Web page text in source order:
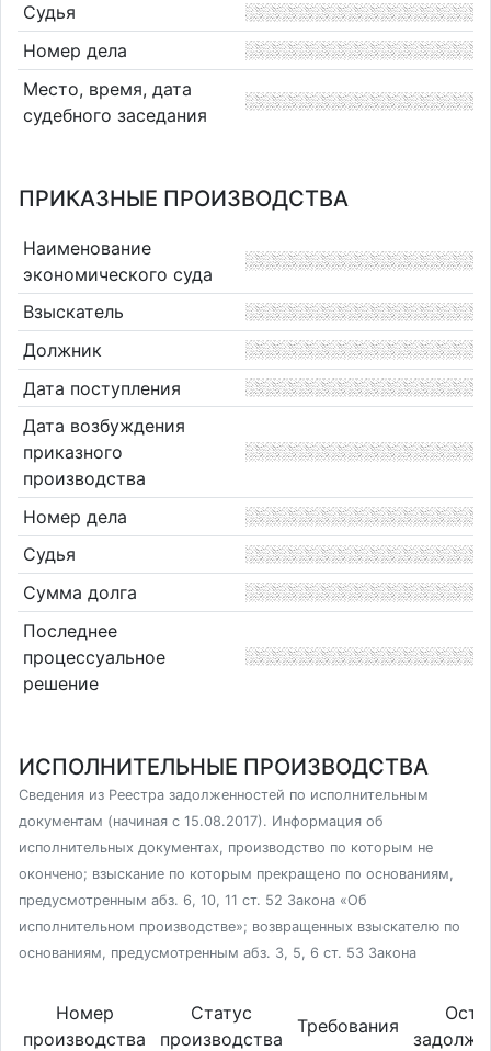
Судья
Номер дела
Место, время, дата
судебного заседания
ПРИКАЗНЫЕ ПРОИЗВОДСТВА
Наименование
экономического суда
Взыскатель
Должник
Дата поступления
Дата возбуждения
приказного
производства
Номер дела
Судья
Сумма долга
Последнее
процессуальное
решение
ИСПОЛНИТЕЛЬНЫЕ ПРОИЗВОДСТВА
Сведения из Реестра задолженностей по исполнительным
документам (начиная с 15.08.2017). Информация об
исполнительных документах, производство по которым не
окончено; взыскание по которым прекращено по основаниям,
предусмотренным абз. 6, 10, 11 ст. 52 Закона «Об
исполнительном производстве»; возвращенных взыскателю по
основаниям, предусмотренным абз. 3, 5, 6 ст. 53 Закона
Номер
производства
Статус
производства
Требования